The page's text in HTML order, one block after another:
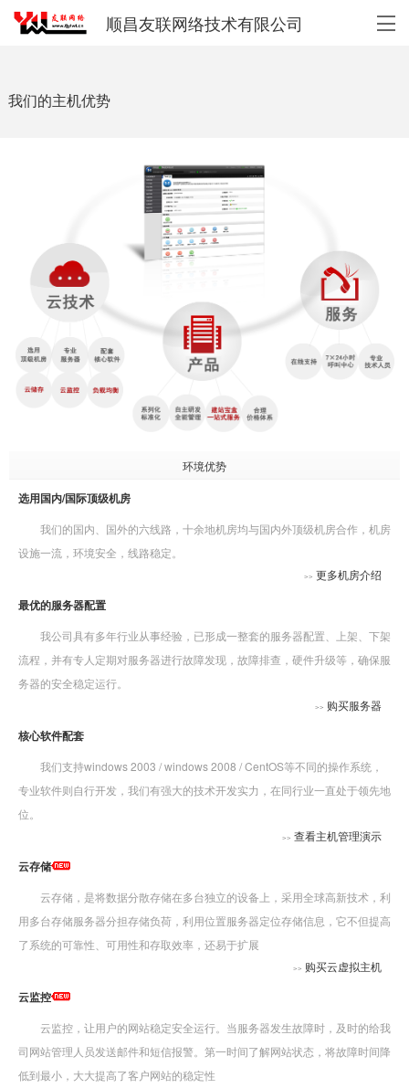
顺昌友联网络技术有限公司
我们的主机优势
环境优势
选用国内/国际顶级机房
我们的国内、国外的六线路，十余地机房均与国内外顶级机房合作，机房
设施一流，环境安全，线路稳定。
>> 更多机房介绍
最优的服务器配置
我公司具有多年行业从事经验，已形成一整套的服务器配置、上架、下架
流程，并有专人定期对服务器进行故障发现，故障排查，硬件升级等，确保服
务器的安全稳定运行。
>> 购买服务器
核心软件配套
我们支持windows 2003 / windows 2008 / CentOS等不同的操作系统，
专业软件则自行开发，我们有强大的技术开发实力，在同行业一直处于领先地
位。
>> 查看主机管理演示
云存储
云存储，是将数据分散存储在多台独立的设备上，采用全球高新技术，利
用多台存储服务器分担存储负荷，利用位置服务器定位存储信息，它不但提高
了系统的可靠性、可用性和存取效率，还易于扩展
>> 购买云虚拟主机
云监控
云监控，让用户的网站稳定安全运行。当服务器发生故障时，及时的给我
司网站管理人员发送邮件和短信报警。第一时间了解网站状态，将故障时间降
低到最小，大大提高了客户网站的稳定性